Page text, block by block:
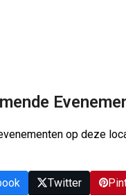
op deze
Twitter